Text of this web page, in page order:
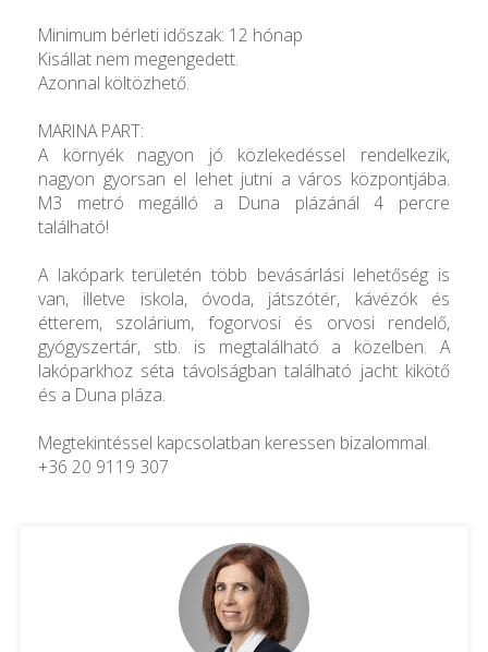
Minimum bérleti időszak: 12 hónap
Kisállat nem megengedett.
Azonnal költözhető.
MARINA PART:
A környék nagyon jó közlekedéssel rendelkezik,
nagyon gyorsan el lehet jutni a város központjába.
M3 metró megálló a Duna plázánál 4 percre
található!
A lakópark területén több bevásárlási lehetőség is
van, illetve iskola, óvoda, játszótér, kávézók és
étterem, szolárium, fogorvosi és orvosi rendelő,
gyógyszertár, stb. is megtalálható a közelben. A
lakóparkhoz séta távolságban található jacht kikötő
és a Duna pláza.
Megtekintéssel kapcsolatban keressen bizalommal.
+36 20 9119 307